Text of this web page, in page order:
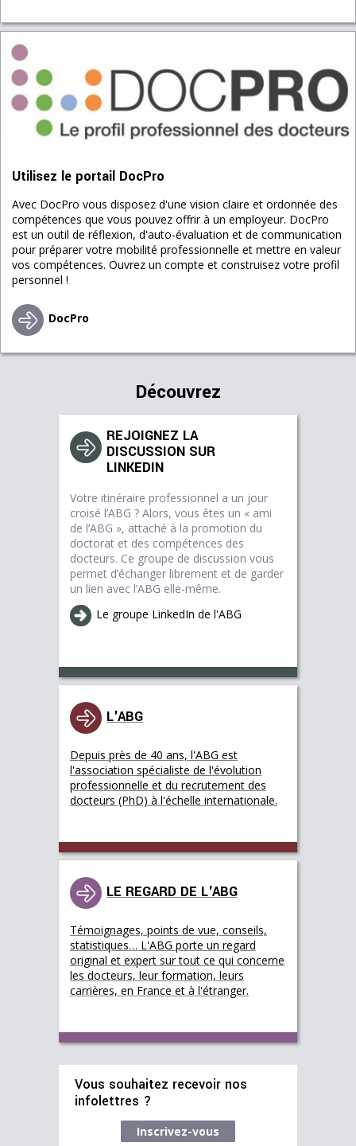
Utilisez le portail DocPro
Avec DocPro vous disposez d'une vision claire et ordonnée des
compétences que vous pouvez offrir à un employeur. DocPro
est un outil de réflexion, d'auto-évaluation et de communication
pour préparer votre mobilité professionnelle et mettre en valeur
vos compétences. Ouvrez un compte et construisez votre profil
personnel !
DocPro
Découvrez
REJOIGNEZ LA
DISCUSSION SUR
LINKEDIN
Votre itinéraire professionnel a un jour
croisé l’ABG ? Alors, vous êtes un « ami
de l’ABG », attaché à la promotion du
doctorat et des compétences des
docteurs. Ce groupe de discussion vous
permet d’échanger librement et de garder
un lien avec l’ABG elle-même.
Le groupe LinkedIn de l'ABG
L'ABG
Depuis près de 40 ans, l'ABG est
l'association spécialiste de l'évolution
professionnelle et du recrutement des
docteurs (PhD) à l'échelle internationale.
LE REGARD DE L'ABG
Témoignages, points de vue, conseils,
statistiques… L'ABG porte un regard
original et expert sur tout ce qui concerne
les docteurs, leur formation, leurs
carrières, en France et à l'étranger.
Vous souhaitez recevoir nos
infolettres ?
Inscrivez-vous